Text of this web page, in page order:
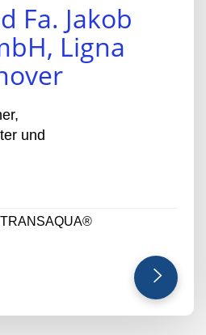
Fa. Jakob
Ligna
und